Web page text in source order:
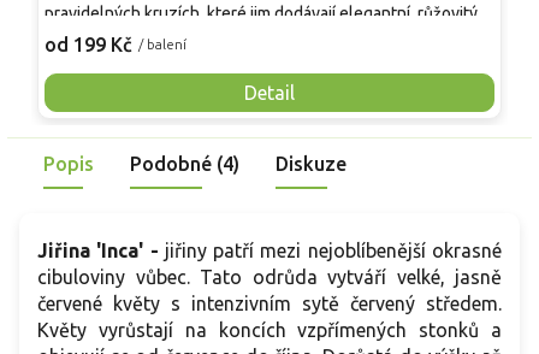
od 199 Kč / balení
Detail
pravidelných kruzích, které jim dodávají elegantní, růžovitý
vzhled. Listy jsou tmavě zelené a jemně členěné, tvoří
postupně od dubna do června a nabízí dlouhou sezónu
barev v záhonech i nádobách. Hodí se do skupinových i
plošných výsadeb, dobře kombinovatelná s trvalkami i jinými
cibulovinami, je vhodná také k řezu do vázy.
Popis Podobné (4) Diskuze
Jiřina 'Inca' - jiřiny patří mezi nejoblíbenější okrasné
cibuloviny vůbec. Tato odrůda vytváří velké, jasně
červené květy s intenzivním sytě červený středem.
Květy vyrůstají na koncích vzpřímených stonků a